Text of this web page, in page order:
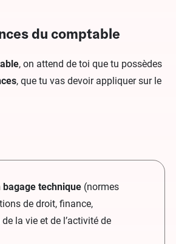
du comptable
, on attend de toi que tu possèdes
, que tu vas devoir appliquer sur le
bagage technique (normes
de droit, finance,
la vie et de l’activité de